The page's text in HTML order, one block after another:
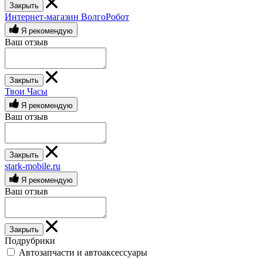
Закрыть
Интернет-магазин ВолгоРобот
Я рекомендую
Ваш отзыв
Закрыть
Твои Часы
Я рекомендую
Ваш отзыв
Закрыть
stark-mobile.ru
Я рекомендую
Ваш отзыв
Закрыть
Подрубрики
Автозапчасти и автоаксессуары